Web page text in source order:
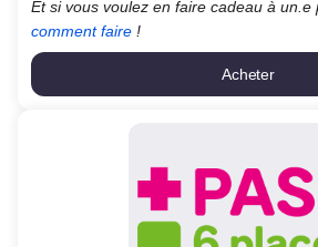
Et si vous voulez en faire cadeau à un.e
comment faire !
Acheter